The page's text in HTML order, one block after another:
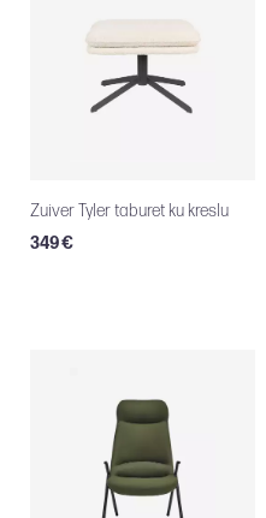
Zuiver Tyler taburet ku kreslu
349 €